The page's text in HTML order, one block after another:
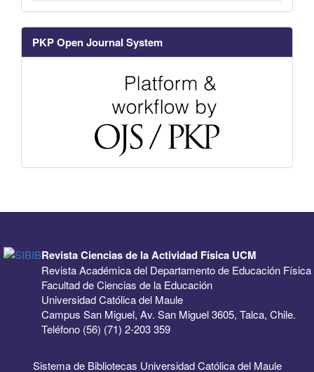
PKP Open Journal System
Revista Ciencias de la Actividad Física UCM
Revista Académica del Departamento de Educación Física
Facultad de Ciencias de la Educación
Universidad Católica del Maule
Campus San Miguel, Av. San Miguel 3605, Talca, Chile.
Teléfono (56) (71) 2-203 359
Sistema de Bibliotecas Universidad Católica del Maule